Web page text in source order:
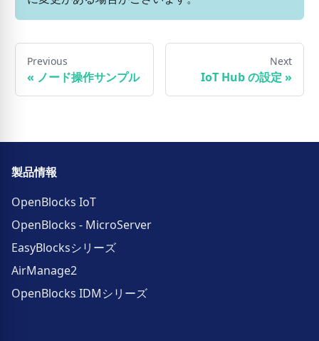
Previous
« ノード操作サンプル
Next
IoT Hub の設定 »
製品情報
OpenBlocks IoT
OpenBlocks - MicroServer
EasyBlocksシリーズ
AirManage2
OpenBlocks IDMシリーズ